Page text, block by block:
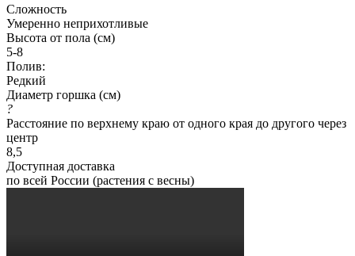
Сложность
Умеренно неприхотливые
Высота от пола (см)
5-8
Полив:
Редкий
Диаметр горшка (см)
?
Расстояние по верхнему краю от одного края до другого через
центр
8,5
Доступная доставка
по всей России (растения с весны)